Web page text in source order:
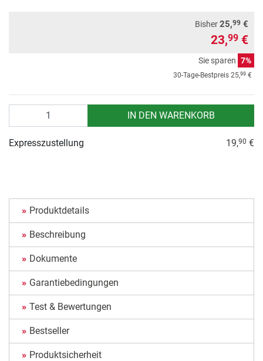
Bisher25,99 €
23,99 €
Sie sparen 7%
30-Tage-Bestpreis 25,99 €
IN DEN WARENKORB
Expresszustellung 19,90 €
Produktdetails
Beschreibung
Dokumente
Garantiebedingungen
Test & Bewertungen
Bestseller
Produktsicherheit